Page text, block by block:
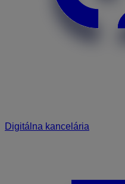
Digitálna kancelária